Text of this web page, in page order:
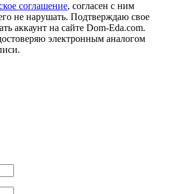
соглашение, согласен с ним
не нарушать. Подтверждаю свое
аккаунт на сайте Dom-Eda.com.
электронным аналогом